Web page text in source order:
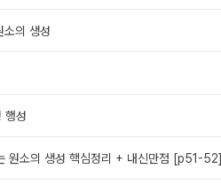
소의 생성
행성
원소의 생성 핵심정리 + 내신만점 [p51-52]